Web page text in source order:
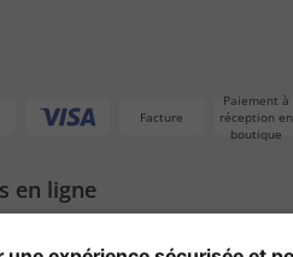
Facture
Paiement à
réception en
boutique
en ligne